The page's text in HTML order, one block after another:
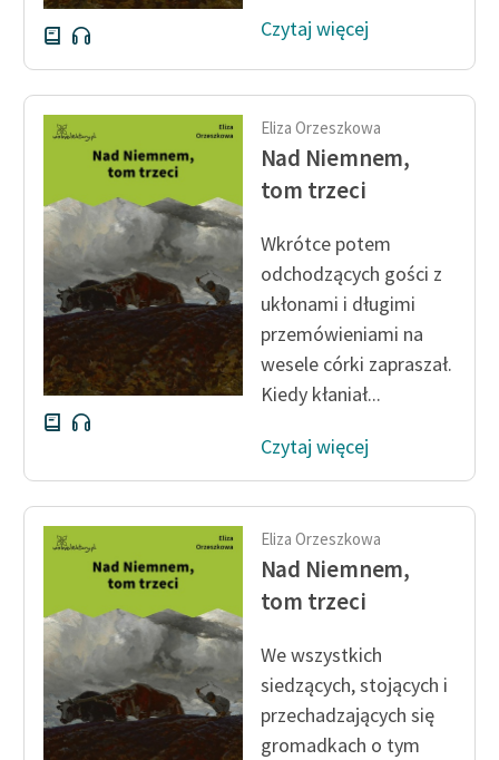
Szkoła Poezji Wolnych
Lektur
O nas
Kontakt
Zespół
Zasady wykorzystania
Wolnych Lektur
Logotypy
Materiały promocyjne
Regulamin biblioteki
Dane fundacji i
sprawozdania finansowe
Regulamin darowizn
Informacja o treściach
wrażliwych
Deklaracja dostępności
Czytaj więcej
Eliza Orzeszkowa
Nad Niemnem,
tom trzeci
Wkrótce potem
odchodzących gości z
ukłonami i długimi
przemówieniami na
wesele córki zapraszał.
Kiedy kłaniał...
Czytaj więcej
Eliza Orzeszkowa
Nad Niemnem,
tom trzeci
We wszystkich
siedzących, stojących i
przechadzających się
gromadkach o tym